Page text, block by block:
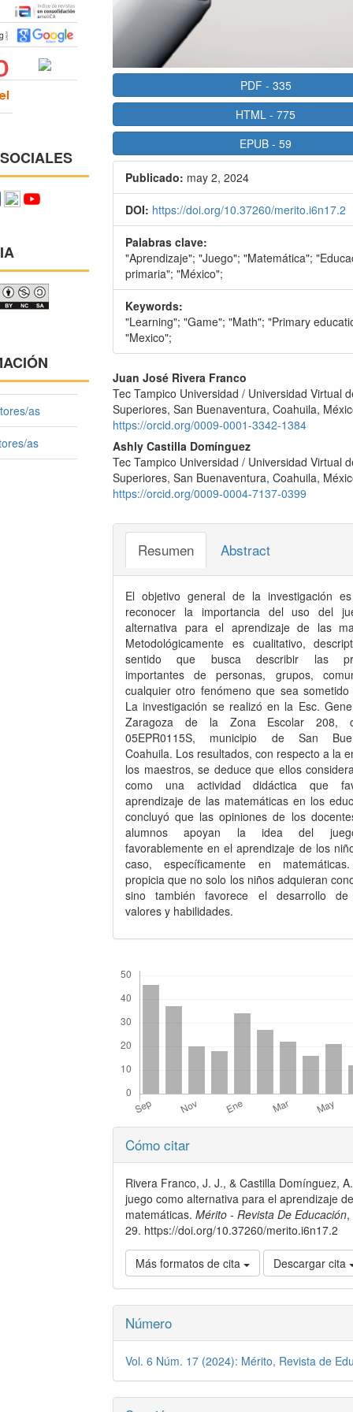
PDF - 335
HTML - 775
EPUB - 59
Publicado: may 2, 2024
DOI: https://doi.org/10.37260/merito.i6n17.2
Palabras clave:
"Aprendizaje"; "Juego"; "Matemática";
primaria"; "México";
Keywords:
"Learning"; "Game"; "Math"; "Primary
"Mexico";
Contenido
principal
del
artículo
Juan José Rivera Franco
Tec Tampico Universidad / Universidad Virtual
Superiores, San Buenaventura, Coahuila,
https://orcid.org/0009-0001-3342-1384
Ashly Castilla Domínguez
Tec Tampico Universidad / Universidad Virtual
Superiores, San Buenaventura, Coahuila,
https://orcid.org/0009-0004-7137-0399
Resumen Abstract
El objetivo general de la investigación
reconocer la importancia del uso del
alternativa para el aprendizaje de las
Metodológicamente es cualitativo,
sentido que busca describir las
importantes de personas, grupos,
cualquier otro fenómeno que sea
La investigación se realizó en la Esc.
Zaragoza de la Zona Escolar 208,
05EPR0115S, municipio de San
Coahuila. Los resultados, con respecto a la
los maestros, se deduce que ellos
como una actividad didáctica que
aprendizaje de las matemáticas en los
concluyó que las opiniones de los
alumnos apoyan la idea del
favorablemente en el aprendizaje de los
caso, específicamente en
propicia que no solo los niños adquieran
sino también favorece el desarrollo de
valores y habilidades.
Detalles
del
artículo
Cómo citar
Rivera Franco, J. J., & Castilla Domínguez,
juego como alternativa para el aprendizaje
matemáticas. Mérito - Revista De Educación,
29. https://doi.org/10.37260/merito.i6n17.2
Más formatos de cita Descargar cita
Número
Vol. 6 Núm. 17 (2024): Mérito, Revista de
as
as